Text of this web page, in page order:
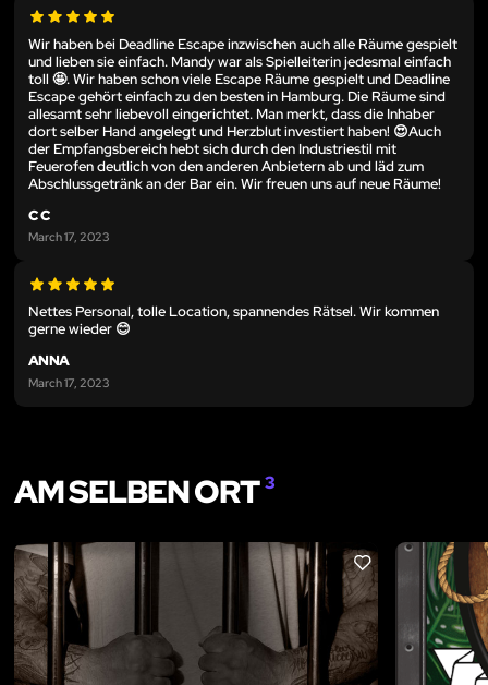
Wir haben bei Deadline Escape inzwischen auch alle Räume gespielt
und lieben sie einfach. Mandy war als Spielleiterin jedesmal einfach
toll 🤩. Wir haben schon viele Escape Räume gespielt und Deadline
Escape gehört einfach zu den besten in Hamburg. Die Räume sind
allesamt sehr liebevoll eingerichtet. Man merkt, dass die Inhaber
dort selber Hand angelegt und Herzblut investiert haben! 😍Auch
der Empfangsbereich hebt sich durch den Industriestil mit
Feuerofen deutlich von den anderen Anbietern ab und läd zum
Abschlussgetränk an der Bar ein. Wir freuen uns auf neue Räume!
C C
March 17, 2023
Nettes Personal, tolle Location, spannendes Rätsel. Wir kommen
gerne wieder 😊
ANNA
March 17, 2023
AM SELBEN ORT3
LIKE